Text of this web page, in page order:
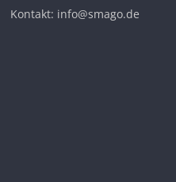
Kontakt: info@smago.de